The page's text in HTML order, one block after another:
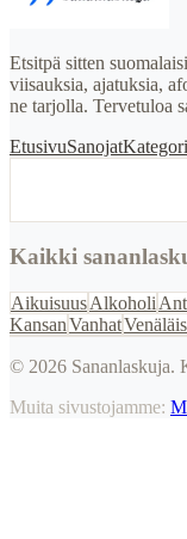
Etsitpä sitten
viisauksia, ajatuksia,
ne tarjolla. Tervetuloa
EtusivuSanojat
Kaikki
AikuisuusAlkoholi
KansanVanhat
© 2026 Sananlaskuja.
Muita sivustojamme: